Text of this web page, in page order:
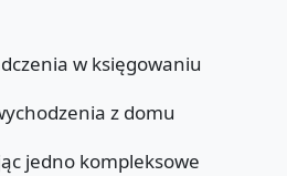
w księgowaniu
z domu
jedno kompleksowe